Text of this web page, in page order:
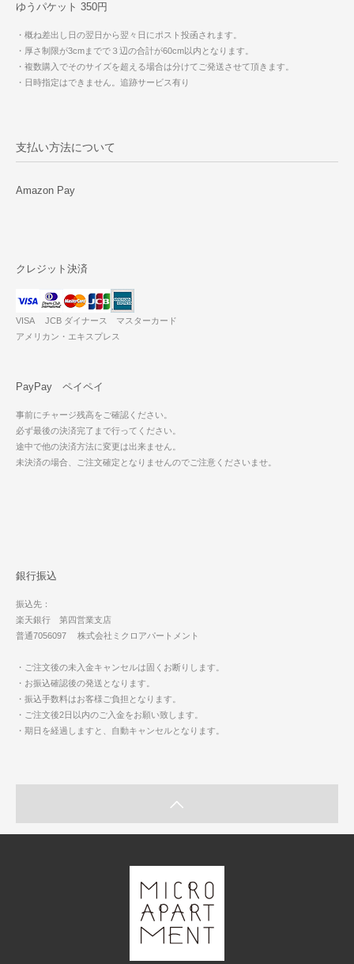
ゆうパケット 350円
・概ね差出し日の翌日から翌々日にポスト投函されます。
・厚さ制限が3cmまでで３辺の合計が60cm以内となります。
・複数購入でそのサイズを超える場合は分けてご発送させて頂きます。
・日時指定はできません。追跡サービス有り
支払い方法について
Amazon Pay
クレジット決済
VISA JCB ダイナース マスターカード
アメリカン・エキスプレス
PayPay ペイペイ
事前にチャージ残高をご確認ください。
必ず最後の決済完了まで行ってください。
途中で他の決済方法に変更は出来ません。
未決済の場合、ご注文確定となりませんのでご注意くださいませ。
銀行振込
振込先：
楽天銀行 第四営業支店
普通7056097 株式会社ミクロアパートメント
・ご注文後の未入金キャンセルは固くお断りします。
・お振込確認後の発送となります。
・振込手数料はお客様ご負担となります。
・ご注文後2日以内のご入金をお願い致します。
・期日を経過しますと、自動キャンセルとなります。